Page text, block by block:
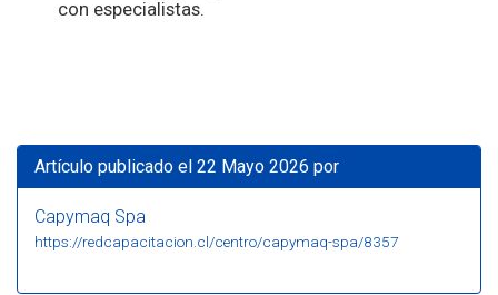
con especialistas.
Artículo publicado el 22 Mayo 2026 por
Capymaq Spa
https://redcapacitacion.cl/centro/capymaq-spa/8357